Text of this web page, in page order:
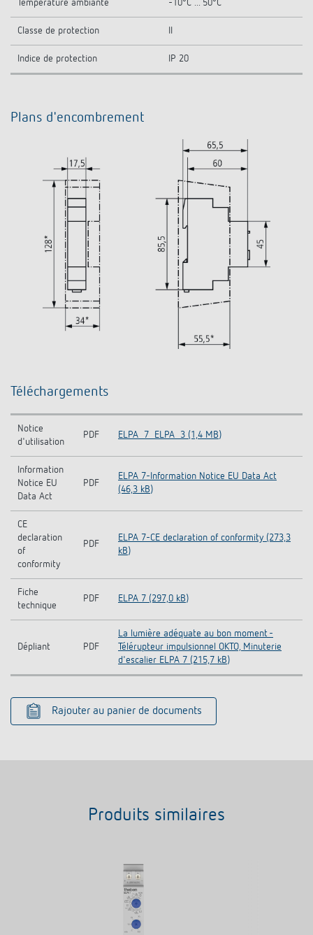
Température ambiante -10°C ... 50°C
Classe de protection
Indice de protection IP 20
Plans d'encombrement
Téléchargements
Notice
d'utilisation
PDF ELPA_7_ELPA_3 (1,4 MB)
Information
Notice EU
Data Act
PDF
ELPA 7-Information Notice EU Data Act
(46,3 kB)
CE
declaration
of
conformity
PDF
ELPA 7-CE declaration of conformity (273,3
kB)
Fiche
technique
PDF ELPA 7 (297,0 kB)
Dépliant PDF
La lumière adéquate au bon moment -
Télérupteur impulsionnel OKTO, Minuterie
d'escalier ELPA 7 (215,7 kB)
Rajouter au panier de documents
Produits similaires